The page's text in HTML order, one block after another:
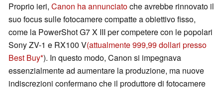
Proprio ieri, Canon ha annunciatoche avrebbe rinnovato il
suo focus sulle fotocamere compatte a obiettivo fisso,
come la PowerShot G7 X III per competere con le popolari
Sony ZV-1 e RX100 V(attualmente 999,99 dollari presso
Best Buy ). In questo modo, Canon si impegnava
essenzialmente ad aumentare la produzione, ma nuove
indiscrezioni confermano che il produttore di fotocamere